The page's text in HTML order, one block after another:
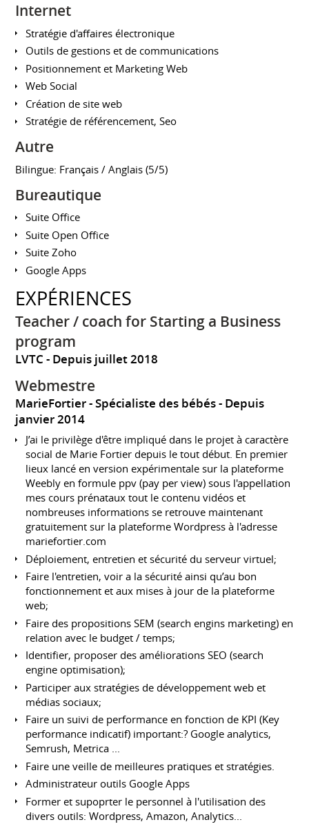
Internet
Stratégie d'affaires électronique
Outils de gestions et de communications
Positionnement et Marketing Web
Web Social
Création de site web
Stratégie de référencement, Seo
Autre
Bilingue: Français / Anglais (5/5)
Bureautique
Suite Office
Suite Open Office
Suite Zoho
Google Apps
EXPÉRIENCES
Teacher / coach for Starting a Business
program
LVTC Depuis juillet 2018
Webmestre
MarieFortier - Spécialiste des bébés
Depuis
janvier 2014
J’ai le privilège d'être impliqué dans le projet à caractère
social de Marie Fortier depuis le tout début. En premier
lieux lancé en version expérimentale sur la plateforme
Weebly en formule ppv (pay per view) sous l'appellation
mes cours prénataux tout le contenu vidéos et
nombreuses informations se retrouve maintenant
gratuitement sur la plateforme Wordpress à l'adresse
mariefortier.com
Déploiement, entretien et sécurité du serveur virtuel;
Faire l'entretien, voir a la sécurité ainsi qu’au bon
fonctionnement et aux mises à jour de la plateforme
web;
Faire des propositions SEM (search engins marketing) en
relation avec le budget / temps;
Identifier, proposer des améliorations SEO (search
engine optimisation);
Participer aux stratégies de développement web et
médias sociaux;
Faire un suivi de performance en fonction de KPI (Key
performance indicatif) important:? Google analytics,
Semrush, Metrica ...
Faire une veille de meilleures pratiques et stratégies.
Administrateur outils Google Apps
Former et supoprter le personnel à l'utilisation des
divers outils: Wordpress, Amazon, Analytics...